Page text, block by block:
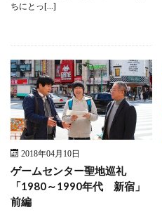
ちにとっ[…]
2018年04月10日
ゲームセンター聖地巡礼
「1980～1990年代 新宿」
前編